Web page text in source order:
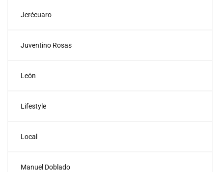
Jerécuaro
Juventino Rosas
León
Lifestyle
Local
Manuel Doblado